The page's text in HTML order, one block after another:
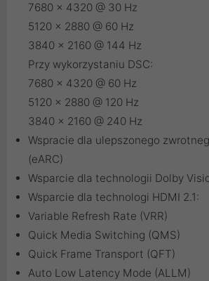
7680 × 4320 @ 30 Hz
5120 × 2880 @ 60 Hz
3840 x 2160 @ 144 Hz
Przy wykorzystaniu DSC:
7680 × 4320 @ 60 Hz
5120 × 2880 @ 120 Hz
3840 x 2160 @ 240 Hz
Wspracie dla ulepszonego
(eARC)
Wsparcie dla technologii Dolby
Wsparcie dla technologi HDMI 2.1:
Variable Refresh Rate (VRR)
Quick Media Switching (QMS)
Quick Frame Transport (QFT)
Auto Low Latency Mode (ALLM)